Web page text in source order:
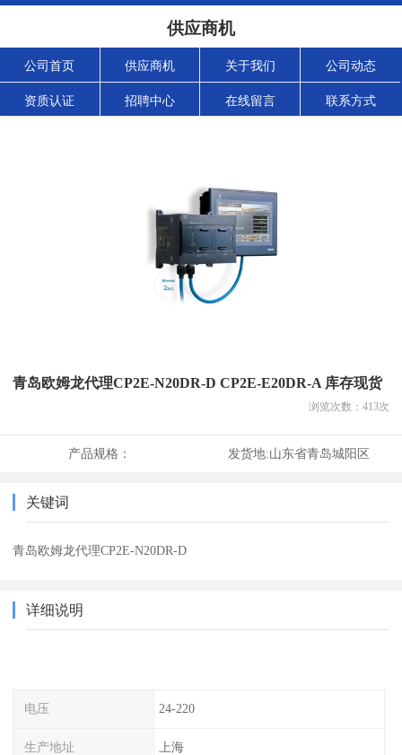
供应商机
公司首页 供应商机 关于我们 公司动态
资质认证 招聘中心 在线留言 联系方式
青岛欧姆龙代理CP2E-N20DR-D CP2E-E20DR-A 库存现货
浏览次数： 413次
产品规格： 发货地:山东省青岛城阳区
关键词
青岛欧姆龙代理CP2E-N20DR-D
详细说明
电压 24-220
生产地址 上海